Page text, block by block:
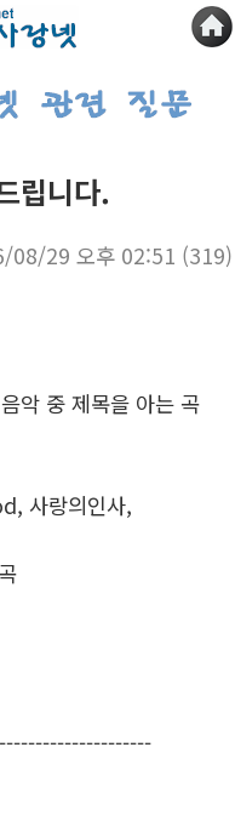
립니다.
08/29 오후 02:51 (319)
악 중 제목을 아는 곡
사랑의인사,